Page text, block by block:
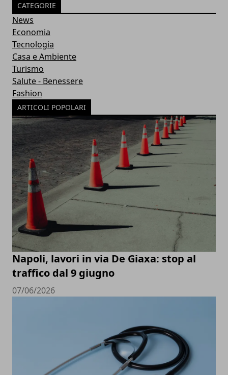
CATEGORIE
News
Economia
Tecnologia
Casa e Ambiente
Turismo
Salute - Benessere
Fashion
ARTICOLI POPOLARI
Napoli, lavori in via De Giaxa: stop al
traffico dal 9 giugno
07/06/2026